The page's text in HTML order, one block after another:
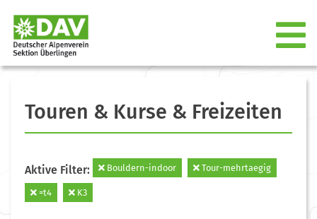
Touren & Kurse & Freizeiten
Aktive Filter: Bouldern-indoor Tour-mehrtaegig
=t4 K3